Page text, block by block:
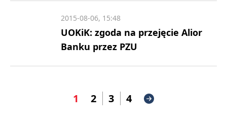
UOKiK: zgoda na przejęcie Alior
Banku przez PZU
2015-08-06, 15:48
1 2 3 4